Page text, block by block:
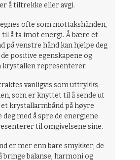
å tiltrekke eller avgi.
ofte som mottakshånden,
å ta imot energi. Å bære et
på venstre hånd kan hjelpe deg
positive egenskapene og
krystallen representerer.
vanligvis som uttrykks –
som er knyttet til å sende ut
krystallarmbånd på høyre
deg med å spre de energiene
til omgivelsene sine.
er mer enn bare smykker; de
bringe balanse, harmoni og